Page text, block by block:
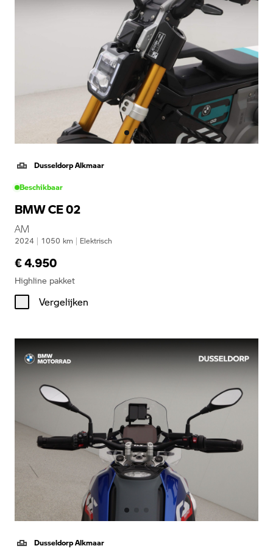
Dusseldorp Alkmaar
Beschikbaar
BMW CE 02
AM
2024 | 1050 km | Elektrisch
€ 4.950
Highline pakket
Vergelijken
Dusseldorp Alkmaar